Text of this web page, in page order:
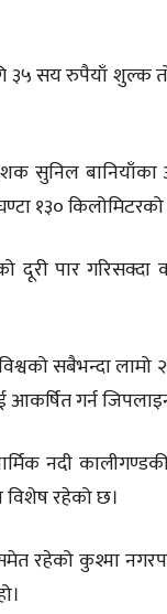
३५ सय रुपैयाँ शुल्क
सुनिल
१३०
दूरी पार गरिसक्दा
सबैभन्दा
आकर्षित गर्न
नदी
विशेष रहेको छ।
रहेको कुश्मा